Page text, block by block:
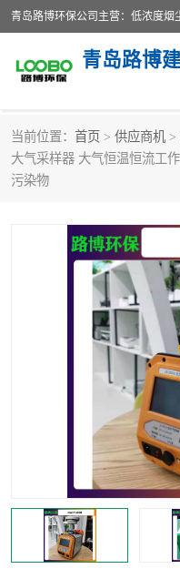
青岛路博
当前位置： 首页 > 供应商机 >
大气采样器 大气恒温恒流工
污染物
生物安全柜
恒温恒湿称重系统
实验室仪器
便携式水质采样器
便携式超声波明渠流
LB-4200高锰酸盐指数
烟尘烟气设备
粉尘设备
德图仪器